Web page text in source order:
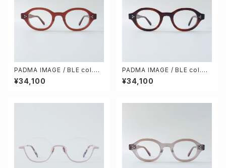
PADMA IMAGE / BLE col.4
[ｍaroon]
¥34,100
PADMA IMAGE / BLE col.3
[dark brown]
¥34,100